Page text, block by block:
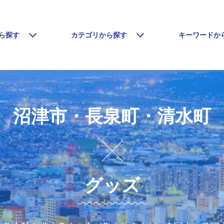
探す カテゴリから探す キーワードか
沼津市・長泉町・清水町
グッズ